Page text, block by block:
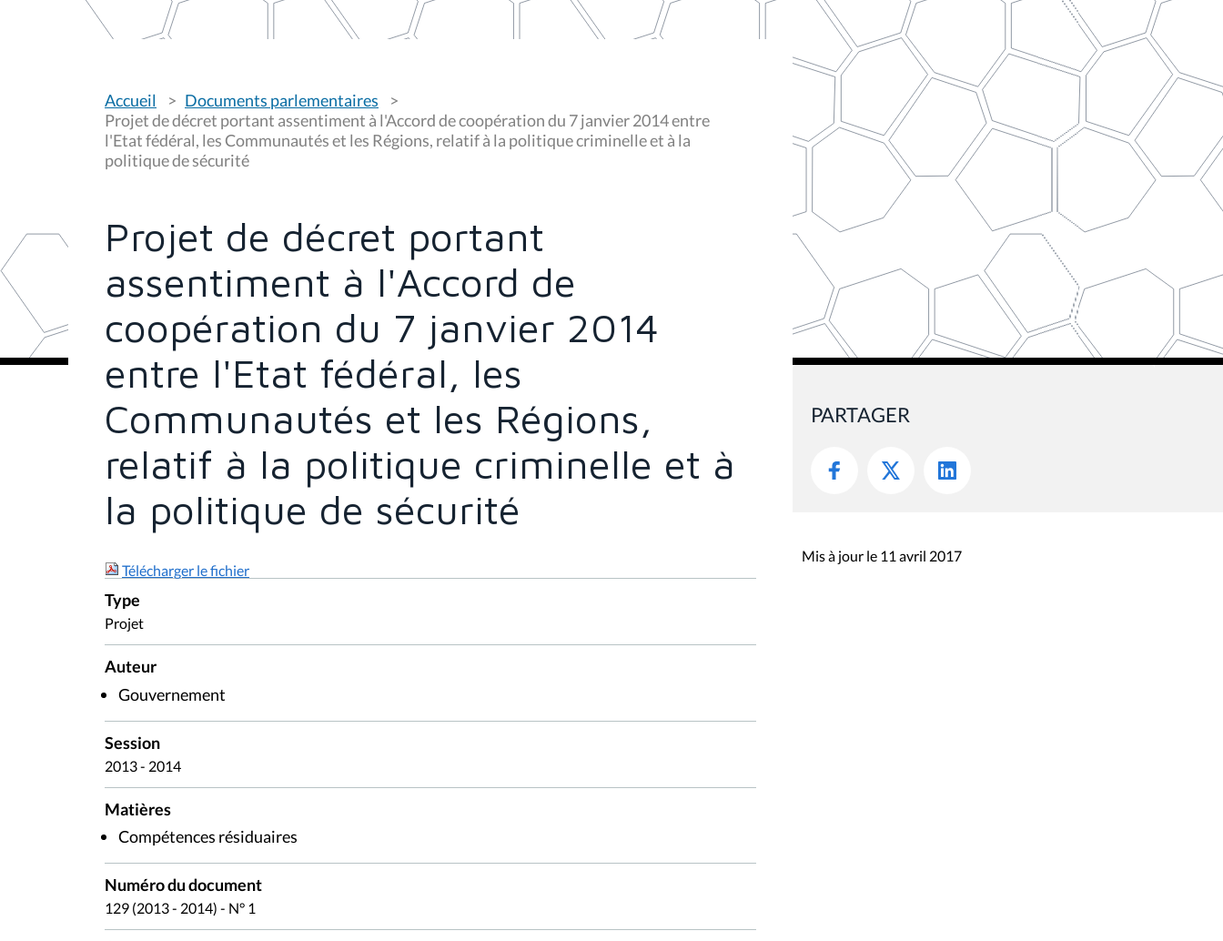
o
u
s
ê
t
Accueil
Documents parlementaires
Projet de décret portant assentiment à l'Accord de coopération du 7 janvier 2014 entre
l'Etat fédéral, les Communautés et les Régions, relatif à la politique criminelle et à la
politique de sécurité
Projet de décret portant
assentiment à l'Accord de
coopération du 7 janvier 2014
entre l'Etat fédéral, les
Communautés et les Régions,
relatif à la politique criminelle et à
la politique de sécurité
Télécharger le fichier
Type
Projet
Auteur
Gouvernement
Session
2013 - 2014
Matières
Compétences résiduaires
Numéro du document
129 (2013 - 2014) - N° 1
PARTAGER
Mis à jour le 11 avril 2017